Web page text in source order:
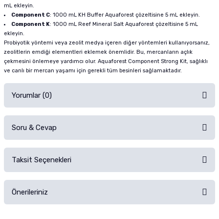
mL ekleyin.
Component C: 1000 mL KH Buffer Aquaforest çözeltisine 5 mL ekleyin.
Component K: 1000 mL Reef Mineral Salt Aquaforest çözeltisine 5 mL
ekleyin.
Probiyotik yöntemi veya zeolit medya içeren diğer yöntemleri kullanıyorsanız,
zeolitlerin emdiği elementleri eklemek önemlidir. Bu, mercanların açlık
çekmesini önlemeye yardımcı olur. Aquaforest Component Strong Kit, sağlıklı
ve canlı bir mercan yaşamı için gerekli tüm besinleri sağlamaktadır.
Yorumlar (0)
Ürünü Satın Al ve Yorumla
Soru & Cevap
Taksit Seçenekleri
Önerileriniz